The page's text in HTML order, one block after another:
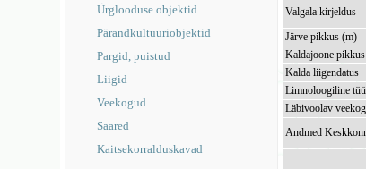
Ürglooduse objektid
Pärandkultuuriobjektid
Pargid, puistud
Liigid
Veekogud
Saared
Kaitsekorralduskavad
Valgala kirjeldus
Järve pikkus (m)
Kaldajoone
Kalda liigendatus
Limnoloogiline
Läbivoolav
Andmed